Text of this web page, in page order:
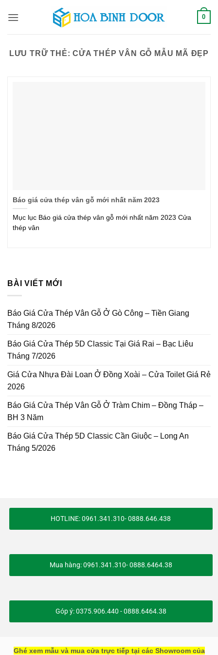
qua
0
LƯU TRỮ THẺ:CỬA THÉP VÂN GỖ MẪU MÃ ĐẸP
Báo giá cửa thép vân gỗ mới nhất năm 2023
Mục lục Báo giá cửa thép vân gỗ mới nhất năm 2023 Cửa
thép vân
BÀI VIẾT MỚI
Báo Giá Cửa Thép Vân Gỗ Ở Gò Công – Tiền Giang
Tháng 8/2026
Báo Giá Cửa Thép 5D Classic Tại Giá Rai – Bạc Liêu
Tháng 7/2026
Giá Cửa Nhựa Đài Loan Ở Đồng Xoài – Cửa Toilet Giá Rẻ
2026
Báo Giá Cửa Thép Vân Gỗ Ở Tràm Chim – Đồng Tháp –
BH 3 Năm
Báo Giá Cửa Thép 5D Classic Cần Giuộc – Long An
Tháng 5/2026
HOTLINE: 0961.341.310- 0888.646.438
Mua hàng: 0961.341.310- 0888.6464.38
Góp ý: 0375.906.440 - 0888.6464.38
Ghé xem mẫu và mua cửa trực tiếp tại các Showroom của